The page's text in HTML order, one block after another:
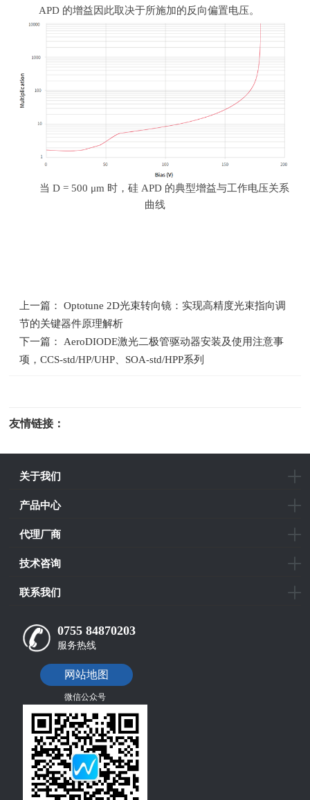
APD 的增益因此取决于所施加的反向偏置电压。
当 D = 500 μm 时，硅 APD 的典型增益与工作电压关系
曲线
上一篇： Optotune 2D光束转向镜：实现高精度光束指向调
节的关键器件原理解析
下一篇： AeroDIODE激光二极管驱动器安装及使用注意事
项，CCS-std/HP/UHP、SOA-std/HPP系列
友情链接：
关于我们
产品中心
代理厂商
技术咨询
联系我们
0755 84870203
服务热线
网站地图
微信公众号